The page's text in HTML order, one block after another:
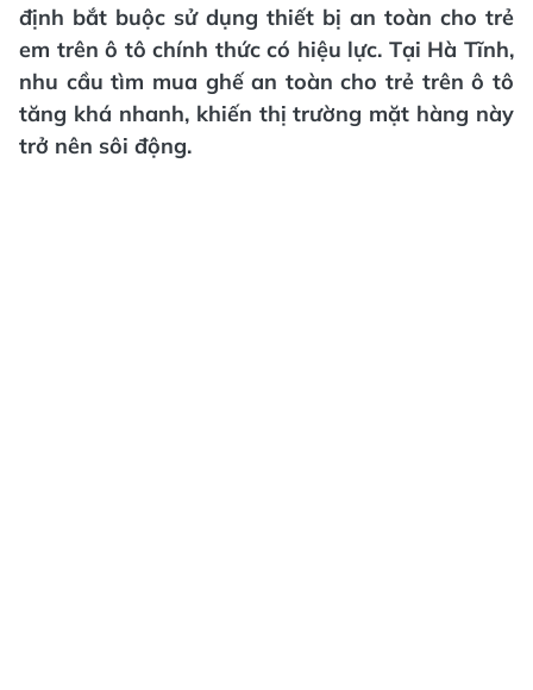
định bắt buộc sử dụng thiết bị an toàn cho trẻ
em trên ô tô chính thức có hiệu lực. Tại Hà Tĩnh,
nhu cầu tìm mua ghế an toàn cho trẻ trên ô tô
tăng khá nhanh, khiến thị trường mặt hàng này
trở nên sôi động.